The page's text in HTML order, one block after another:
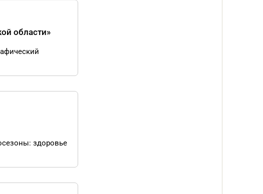
области»
здоровье